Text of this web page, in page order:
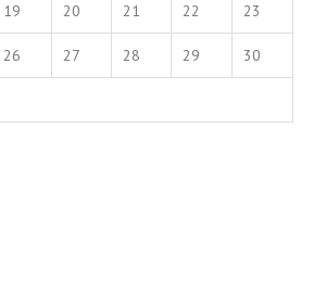
19 20 21 22 23
26 27 28 29 30